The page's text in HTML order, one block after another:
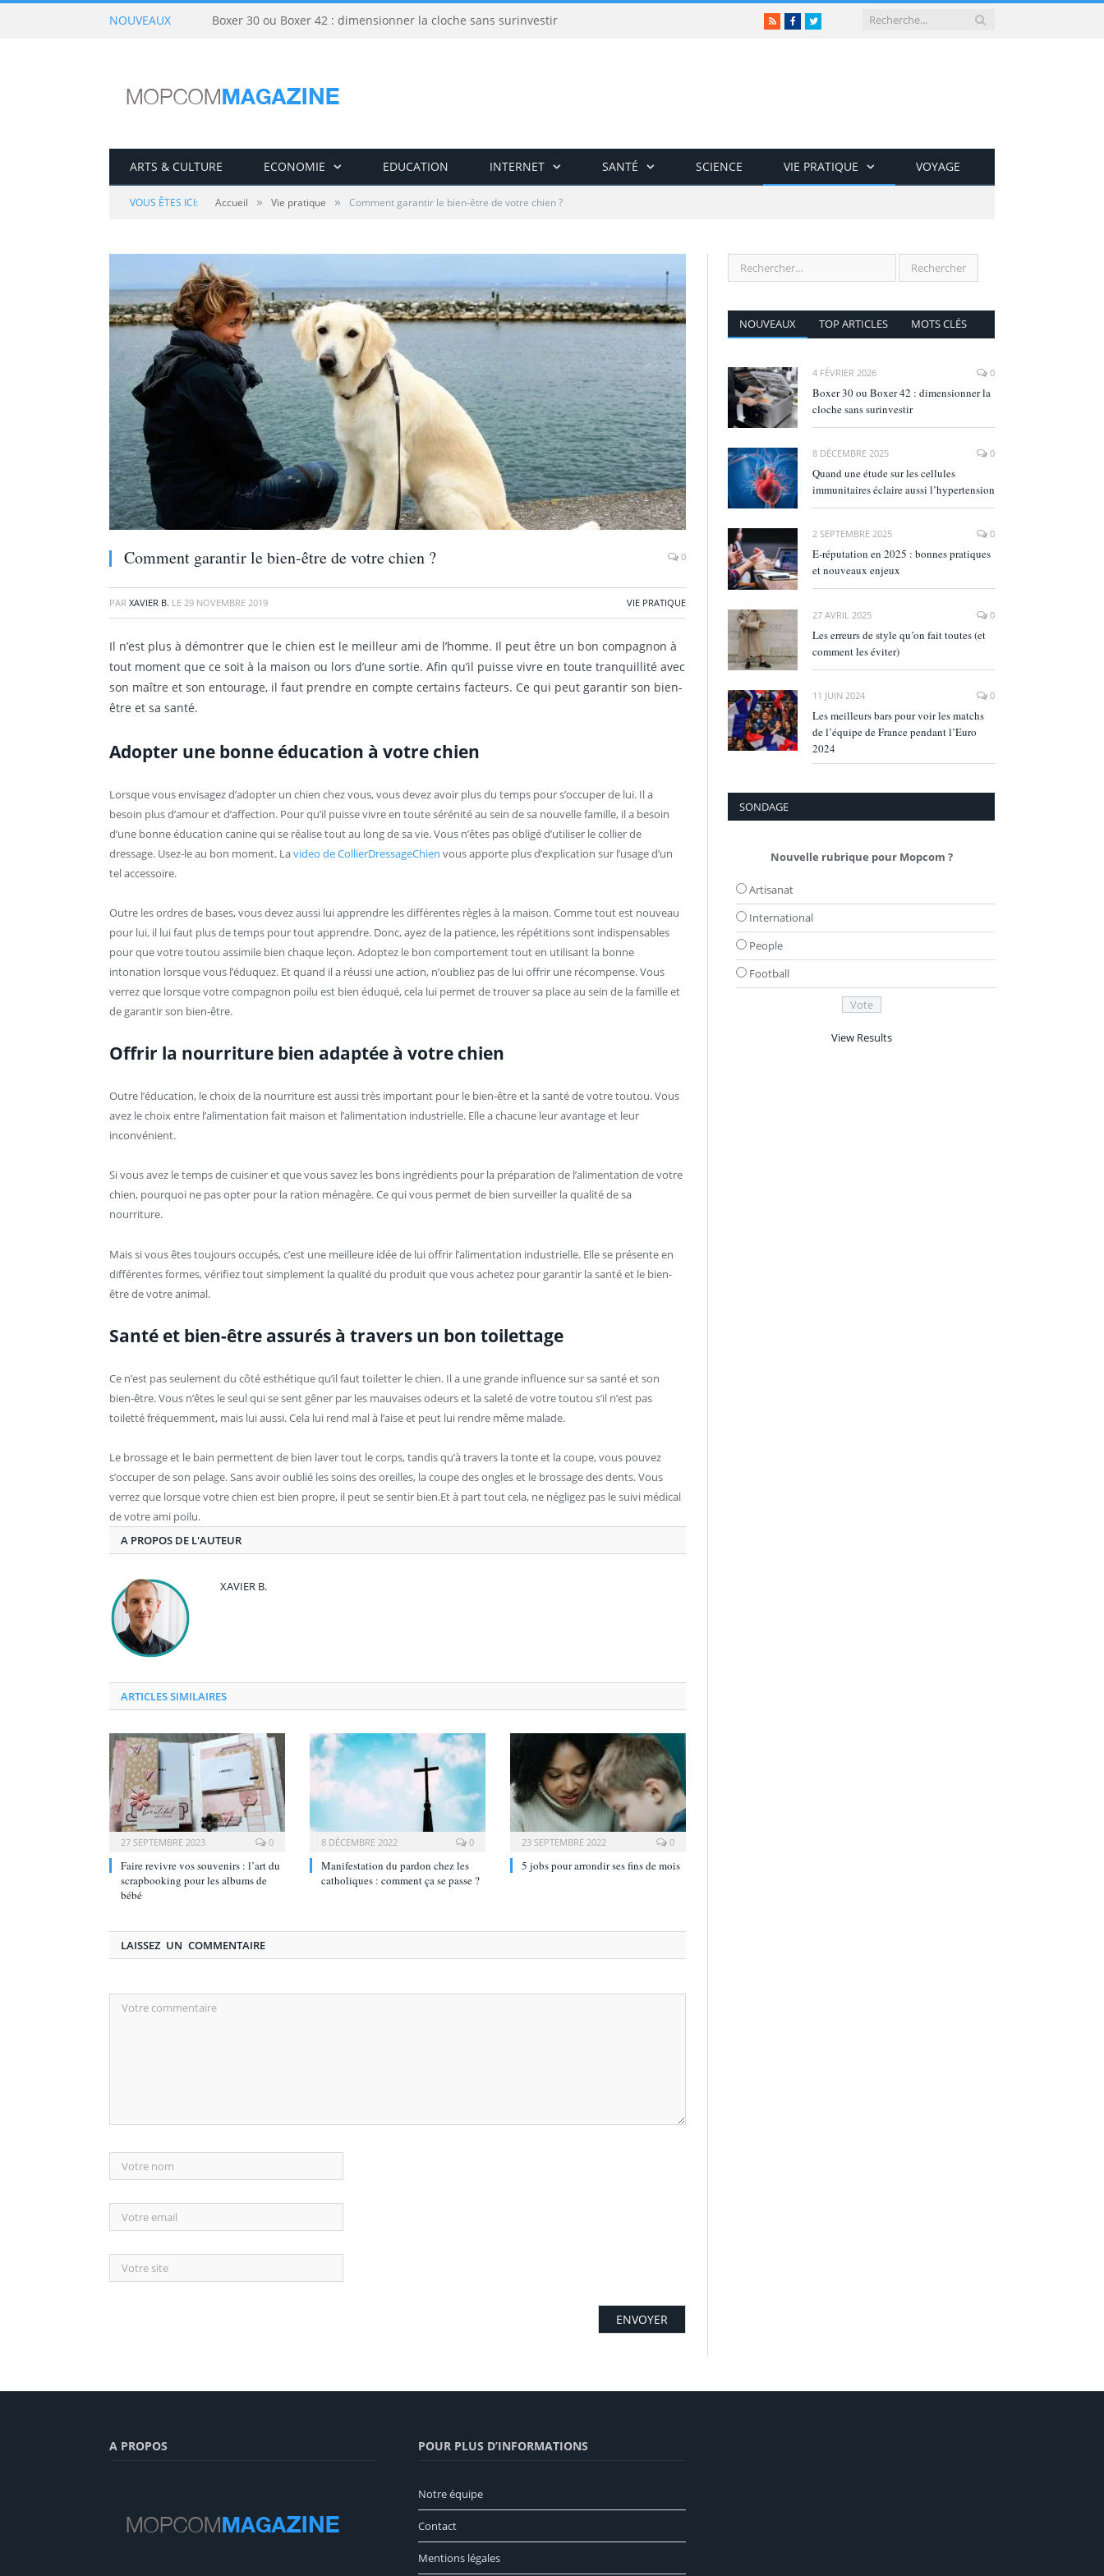
NOUVEAUX Boxer 30 ou Boxer 42 : dimensionner la cloche sans surinvestir RSSFacebookTwitter
ARTS & CULTURE ECONOMIE EDUCATION INTERNET SANTÉ SCIENCE VIE PRATIQUE VOYAGE
VOUS ÊTES ICI: Accueil » Vie pratique » Comment garantir le bien-être de votre chien ?
Comment garantir le bien-être de votre chien ? 0
PAR XAVIER B. LE 29 NOVEMBRE 2019 VIE PRATIQUE
Il n’est plus à démontrer que le chien est le meilleur ami de l’homme. Il peut être un bon compagnon à
tout moment que ce soit à la maison ou lors d’une sortie. Afin qu’il puisse vivre en toute tranquillité avec
son maître et son entourage, il faut prendre en compte certains facteurs. Ce qui peut garantir son bien-
être et sa santé.
Adopter une bonne éducation à votre chien
Lorsque vous envisagez d’adopter un chien chez vous, vous devez avoir plus du temps pour s’occuper de lui. Il a
besoin plus d’amour et d’affection. Pour qu’il puisse vivre en toute sérénité au sein de sa nouvelle famille, il a besoin
d’une bonne éducation canine qui se réalise tout au long de sa vie. Vous n’êtes pas obligé d’utiliser le collier de
dressage. Usez-le au bon moment. Lavideo de CollierDressageChien vous apporte plus d’explication sur l’usage d’un
tel accessoire.
Outre les ordres de bases, vous devez aussi lui apprendre les différentes règles à la maison. Comme tout est nouveau
pour lui, il lui faut plus de temps pour tout apprendre. Donc, ayez de la patience, les répétitions sont indispensables
pour que votre toutou assimile bien chaque leçon. Adoptez le bon comportement tout en utilisant la bonne
intonation lorsque vous l’éduquez. Et quand il a réussi une action, n’oubliez pas de lui offrir une récompense. Vous
verrez que lorsque votre compagnon poilu est bien éduqué, cela lui permet de trouver sa place au sein de la famille et
de garantir son bien-être.
Offrir la nourriture bien adaptée à votre chien
Outre l’éducation, le choix de la nourriture est aussi très important pour le bien-être et la santé de votre toutou. Vous
avez le choix entre l’alimentation fait maison et l’alimentation industrielle. Elle a chacune leur avantage et leur
inconvénient.
Si vous avez le temps de cuisiner et que vous savez les bons ingrédients pour la préparation de l’alimentation de votre
chien, pourquoi ne pas opter pour la ration ménagère. Ce qui vous permet de bien surveiller la qualité de sa
nourriture.
Mais si vous êtes toujours occupés, c’est une meilleure idée de lui offrir l’alimentation industrielle. Elle se présente en
différentes formes, vérifiez tout simplement la qualité du produit que vous achetez pour garantir la santé et le bien-
être de votre animal.
Santé et bien-être assurés à travers un bon toilettage
Ce n’est pas seulement du côté esthétique qu’il faut toiletter le chien. Il a une grande influence sur sa santé et son
bien-être. Vous n’êtes le seul qui se sent gêner par les mauvaises odeurs et la saleté de votre toutou s’il n’est pas
toiletté fréquemment, mais lui aussi. Cela lui rend mal à l’aise et peut lui rendre même malade.
Le brossage et le bain permettent de bien laver tout le corps, tandis qu’à travers la tonte et la coupe, vous pouvez
s’occuper de son pelage. Sans avoir oublié les soins des oreilles, la coupe des ongles et le brossage des dents. Vous
verrez que lorsque votre chien est bien propre, il peut se sentir bien.Et à part tout cela, ne négligez pas le suivi médical
de votre ami poilu.
A PROPOS DE L'AUTEUR
XAVIER B.
ARTICLES SIMILAIRES
27 SEPTEMBRE 2023 0
Faire revivre vos souvenirs : l’art du
scrapbooking pour les albums de
bébé
8 DÉCEMBRE 2022 0
Manifestation du pardon chez les
catholiques : comment ça se passe ?
23 SEPTEMBRE 2022 0
5 jobs pour arrondir ses fins de mois
LAISSEZ UN COMMENTAIRE
NOUVEAUX TOP ARTICLES MOTS CLÉS
4 FÉVRIER 2026 0
Boxer 30 ou Boxer 42 : dimensionner la
cloche sans surinvestir
8 DÉCEMBRE 2025 0
Quand une étude sur les cellules
immunitaires éclaire aussi l’hypertension
2 SEPTEMBRE 2025 0
E‑réputation en 2025 : bonnes pratiques
et nouveaux enjeux
27 AVRIL 2025 0
Les erreurs de style qu’on fait toutes (et
comment les éviter)
11 JUIN 2024 0
Les meilleurs bars pour voir les matchs
de l’équipe de France pendant l’Euro
2024
SONDAGE
Nouvelle rubrique pour Mopcom ?
Artisanat
International
People
Football
View Results
A PROPOS POUR PLUS D’INFORMATIONS
Notre équipe
Contact
Mentions légales